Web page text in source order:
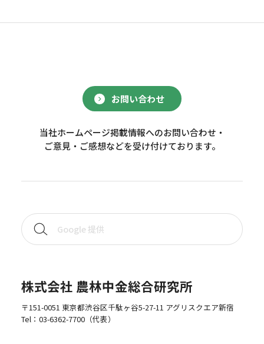
お問い合わせ
当社ホームページ掲載情報へのお問い合わせ・
ご意見・ご感想などを受け付けております。
株式会社 農林中金総合研究所
〒151-0051 東京都渋谷区千駄ヶ谷5-27-11 アグリスクエア新宿
Tel： 03-6362-7700（代表）